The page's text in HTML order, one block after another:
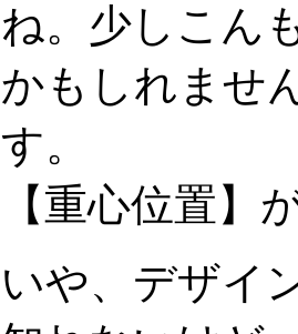
ね。少しこん
かもしれませ
す。
【重心位置】
いや、デザイ